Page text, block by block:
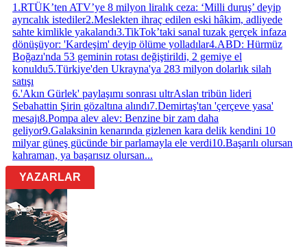
1 .RTÜK’ten ATV’ye 8 milyon liralık ceza: ‘Milli duruş’ deyip
ayrıcalık istediler2.Meslekten ihraç edilen eski hâkim, adliyede
sahte kimlikle yakalandı3.TikTok’taki sanal tuzak gerçek infaza
dönüşüyor: 'Kardeşim' deyip ölüme yolladılar4.ABD: Hürmüz
Boğazı'nda 53 geminin rotası değiştirildi, 2 gemiye el
konuldu5.Türkiye'den Ukrayna'ya 283 milyon dolarlık silah
satışı
6.'Akın Gürlek' paylaşımı sonrası ultrAslan tribün lideri
Sebahattin Şirin gözaltına alındı7.Demirtaş'tan 'çerçeve yasa'
mesajı8.Pompa alev alev: Benzine bir zam daha
geliyor9.Galaksinin kenarında gizlenen kara delik kendini 10
milyar güneş gücünde bir parlamayla ele verdi10.Başarılı olursan
kahraman, ya başarısız olursan...
YAZARLAR